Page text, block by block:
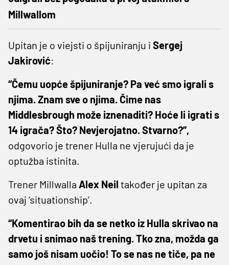
Millwallom
Upitan je o viejsti o špijuniranju i Sergej
Jakirović:
“Čemu uopće špijuniranje? Pa već smo igrali s
njima. Znam sve o njima. Čime nas
Middlesbrough može iznenaditi? Hoće li igrati s
14 igrača? Što? Nevjerojatno. Stvarno?”,
odgovorio je trener Hulla ne vjerujući da je
optužba istinita.
Trener Millwalla Alex Neil također je upitan za
ovaj ‘situationship’.
“Komentirao bih da se netko iz Hulla skrivao na
drvetu i snimao naš trening. Tko zna, možda ga
samo još nisam uočio! To se nas ne tiče, pa ne